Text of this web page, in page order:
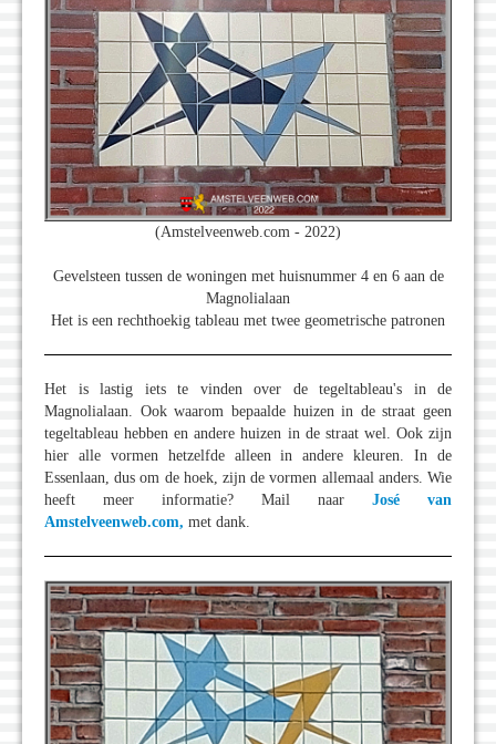
(Amstelveenweb.com - 2022)
Gevelsteen tussen de woningen met huisnummer 4 en 6 aan de
Magnolialaan
Het is een rechthoekig tableau met twee geometrische patronen
Het is lastig iets te vinden over de tegeltableau's in de
Magnolialaan. Ook waarom bepaalde huizen in de straat geen
tegeltableau hebben en andere huizen in de straat wel. Ook zijn
hier alle vormen hetzelfde alleen in andere kleuren. In de
Essenlaan, dus om de hoek, zijn de vormen allemaal anders. Wie
heeft meer informatie? Mail naar José van
Amstelveenweb.com, met dank.